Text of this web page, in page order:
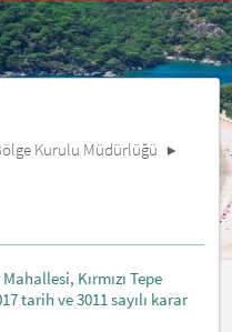
Kurulu Müdürlüğü
Kırmızı Tepe
tarih ve 3011 sayılı karar